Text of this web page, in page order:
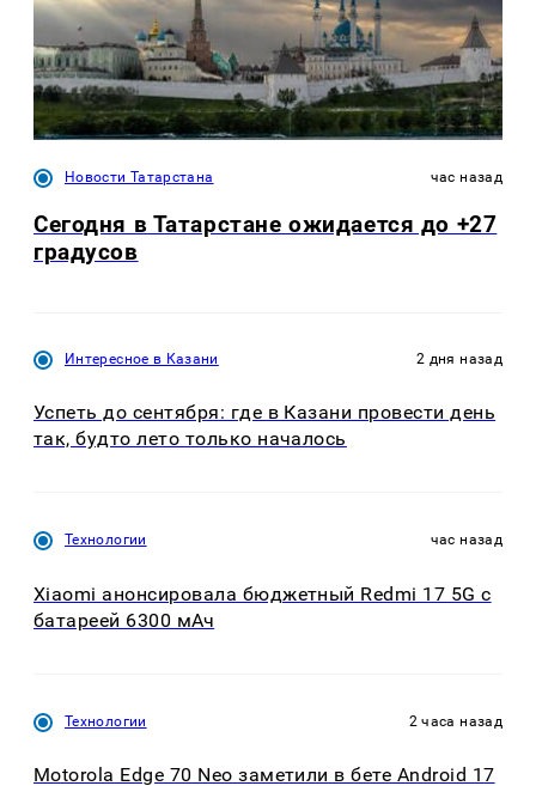
Новости Татарстана час назад
Сегодня в Татарстане ожидается до +27
градусов
Интересное в Казани 2 дня назад
Успеть до сентября: где в Казани провести день
так, будто лето только началось
Технологии час назад
Xiaomi анонсировала бюджетный Redmi 17 5G с
батареей 6300 мАч
Технологии 2 часа назад
Motorola Edge 70 Neo заметили в бете Android 17